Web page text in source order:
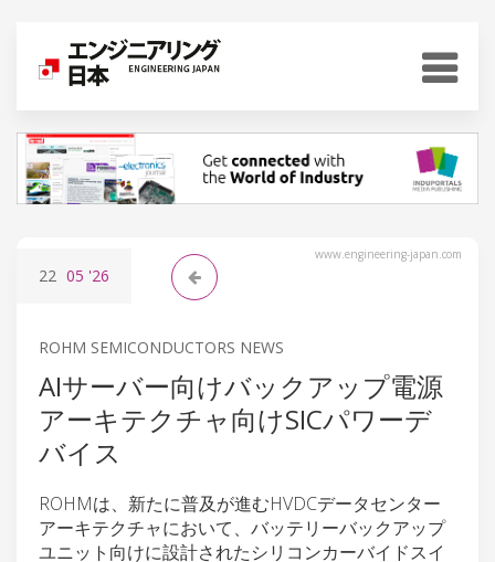
www.engineering-japan.com
22 05 '26
ROHM SEMICONDUCTORS NEWS
AIサーバー向けバックアップ電源
アーキテクチャ向けSICパワーデ
バイス
ROHMは、新たに普及が進むHVDCデータセンター
アーキテクチャにおいて、バッテリーバックアップ
ユニット向けに設計されたシリコンカーバイドスイ